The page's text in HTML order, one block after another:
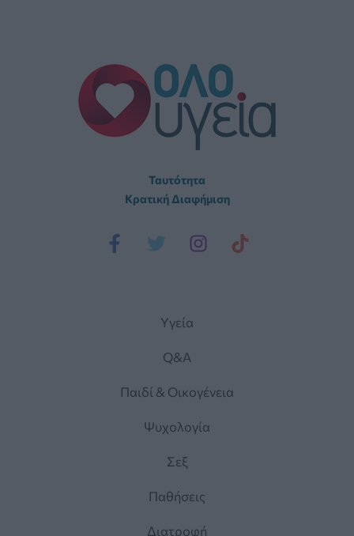
Ταυτότητα
Κρατική Διαφήμιση
Yγεία
Q&A
Παιδί & Οικογένεια
Ψυχολογία
Σεξ
Παθήσεις
Διατροφή